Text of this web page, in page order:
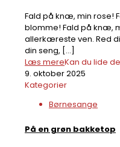
Fald på knæ, min rose!
blomme! Fald på knæ,
allerkæreste ven. Red
din seng, […]
Kan du lide
Læs mere
9. oktober 2025
Kategorier
Børnesange
På en grøn bakketop